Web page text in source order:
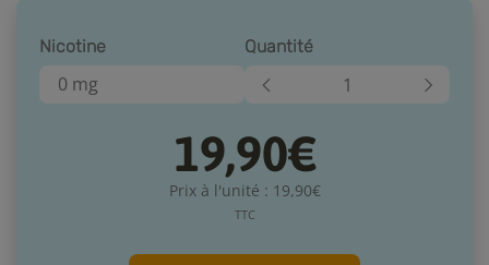
Nicotine
0 mg
Quantité
19,90€
Prix à l'unité : 19,90€
TTC